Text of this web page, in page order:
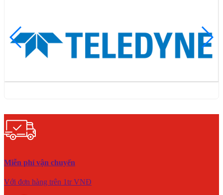
Miễn phí vận chuyển
Với đơn hàng trên 1tr VNĐ